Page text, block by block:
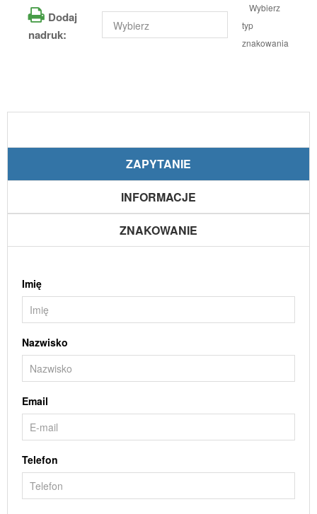
Dodaj
nadruk:
Wybierz
typ
znakowania
ZAPYTANIE
INFORMACJE
ZNAKOWANIE
Imię
Nazwisko
Email
Telefon